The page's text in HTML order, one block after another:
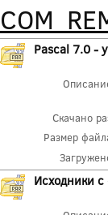
Pascal 7.0 -
Скачано
Размер
Исходники